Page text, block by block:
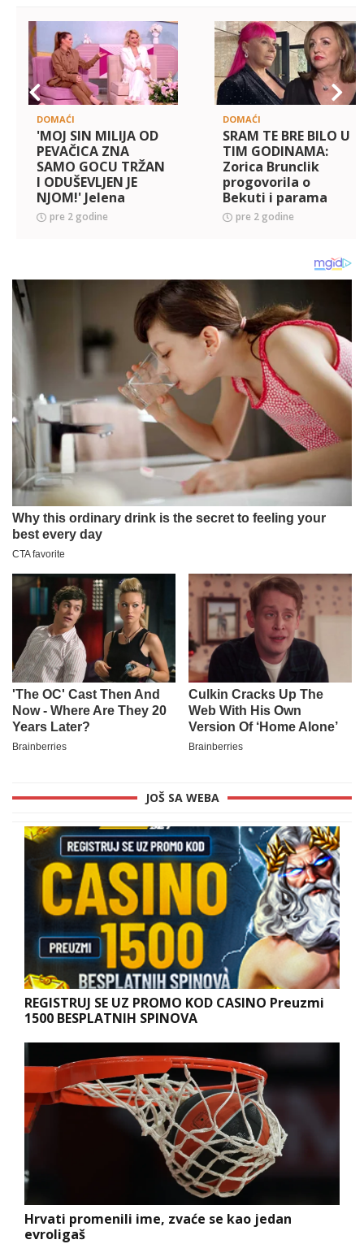
DOMAĆI
'MOJ SIN MILIJA OD
PEVAČICA ZNA
SAMO GOCU TRŽAN
I ODUŠEVLJEN JE
NJOM!' Jelena
Kostov otkrila
nepoznat detalj o
kad v
pre 2 godine
DOMAĆI
SRAM TE BRE BILO U
TIM GODINAMA:
Zorica Brunclik
progovorila o
Bekuti i parama
koje joj je stavljala
u DEKOLTE! (FOTO)
pre 2 godine
JOŠ SA WEBA
REGISTRUJ SE UZ PROMO KOD CASINO Preuzmi
1500 BESPLATNIH SPINOVA
Hrvati promenili ime, zvaće se kao jedan
evroligaš